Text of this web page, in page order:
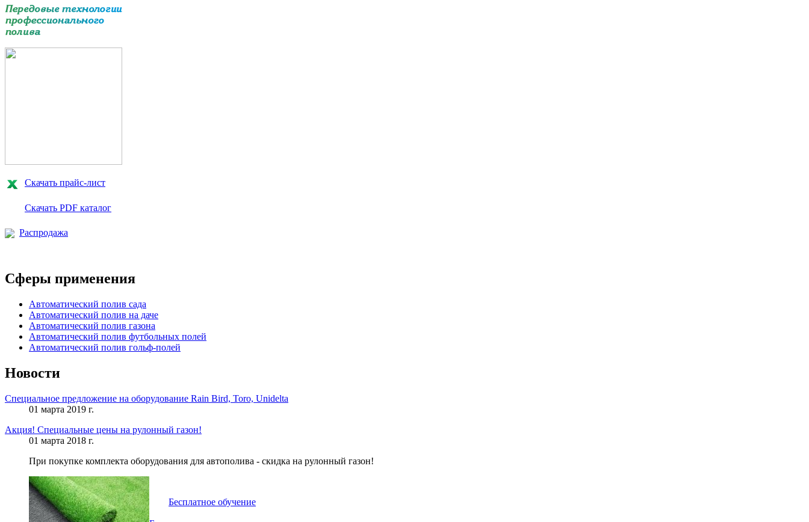
Скачать прайс-лист
Скачать PDF каталог
Распродажа
Сферы применения
Автоматический полив сада
Автоматический полив на даче
Автоматический полив газона
Автоматический полив футбольных полей
Автоматический полив гольф-полей
Новости
Специальное предложение на оборудование Rain Bird, Toro, Unidelta
01 марта 2019 г.
Акция! Специальные цены на рулонный газон!
01 марта 2018 г.
При покупке комплекта оборудования для автополива - скидка на рулонный газон!
Бесплатное обучение